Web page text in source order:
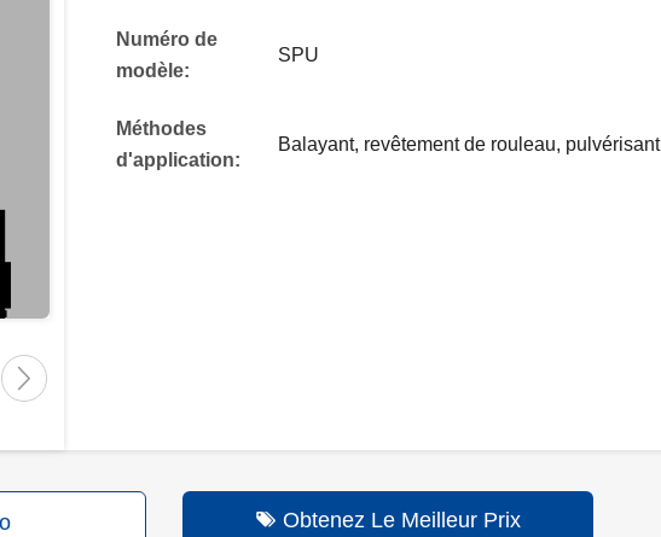
Numéro de
modèle:
SPU
Méthodes
d'application:
Balayant, revêtement de rouleau, pulvérisant
Obtenez Le Meilleur Prix